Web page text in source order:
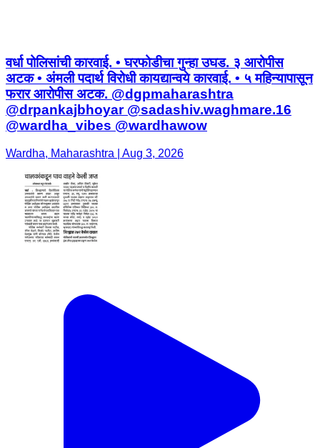
वर्धा पोलिसांची कारवाई. • घरफोडीचा गुन्हा उघड. ३ आरोपीस
अटक • अंमली पदार्थ विरोधी कायद्यान्वये कारवाई. • ५ महिन्यापासून
फरार आरोपीस अटक. @dgpmaharashtra
@drpankajbhoyar @sadashiv.waghmare.16
@wardha_vibes @wardhawow
Wardha, Maharashtra | Aug 3, 2026